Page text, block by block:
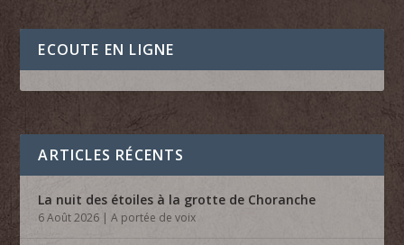
ECOUTE EN LIGNE
ARTICLES RÉCENTS
La nuit des étoiles à la grotte de Choranche
6 Août 2026 |A portée de voix